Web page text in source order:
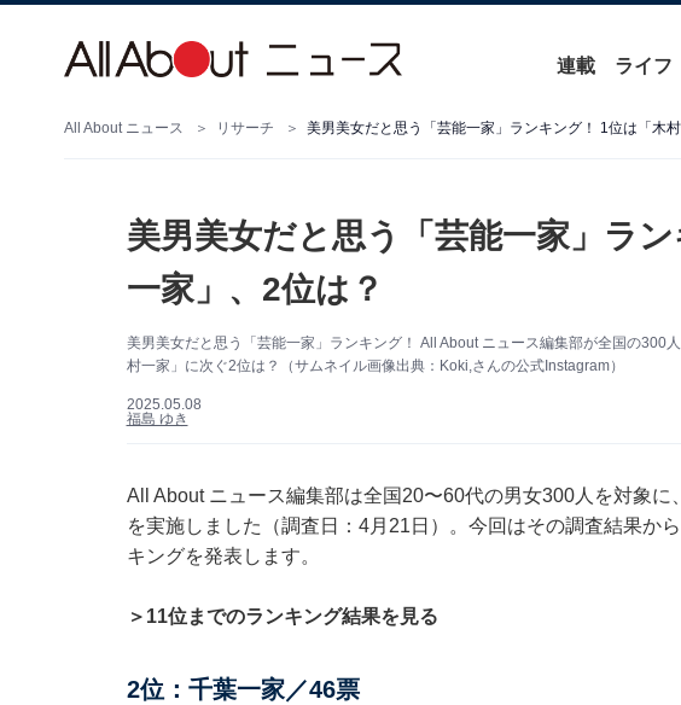
連載 ライフ
All About ニュース リサーチ 美男美女だと思う「芸能一家」ランキング！ 1位は「木
美男美女だと思う「芸能一家」ラ
一家」、2位は？
美男美女だと思う「芸能一家」ランキング！ All About ニュース編集部が全国の300
村一家」に次ぐ2位は？（サムネイル画像出典：Koki,さんの公式Instagram）
2025.05.08
福島 ゆき
All About ニュース編集部は全国20〜60代の男女300人を対象
を実施しました（調査日：4月21日）。今回はその調査結果か
キングを発表します。
＞11位までのランキング結果を見る
2位：千葉一家／46票